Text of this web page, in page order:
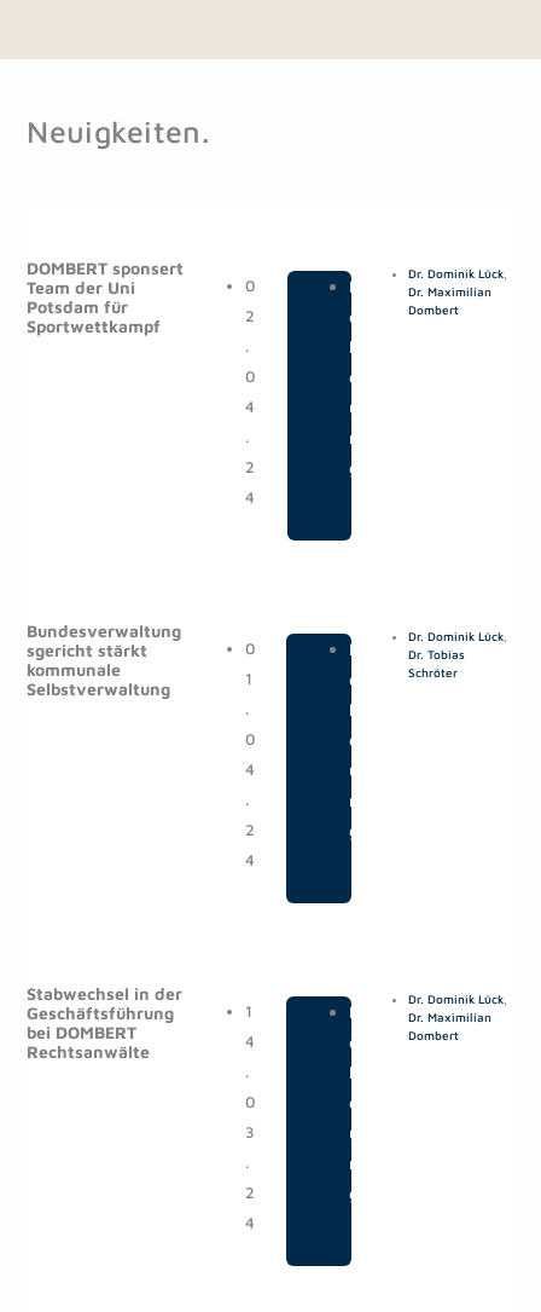
Neuigkeiten.
DOMBERT sponsert
Team der Uni
Potsdam für
Sportwettkampf
0
2
.
0
4
.
2
4
M
e
l
d
u
n
g
Dr. Dominik Lück,
Dr. Maximilian
Dombert
Bundesverwaltung
sgericht stärkt
kommunale
Selbstverwaltung
0
1
.
0
4
.
2
4
M
e
l
d
u
n
g
Dr. Dominik Lück,
Dr. Tobias
Schröter
Stabwechsel in der
Geschäftsführung
bei DOMBERT
Rechtsanwälte
1
4
.
0
3
.
2
4
M
e
l
d
u
n
g
Dr. Dominik Lück,
Dr. Maximilian
Dombert
i
t
i
t
i